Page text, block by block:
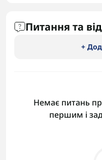
Питання та
+
Немає питань
першим і